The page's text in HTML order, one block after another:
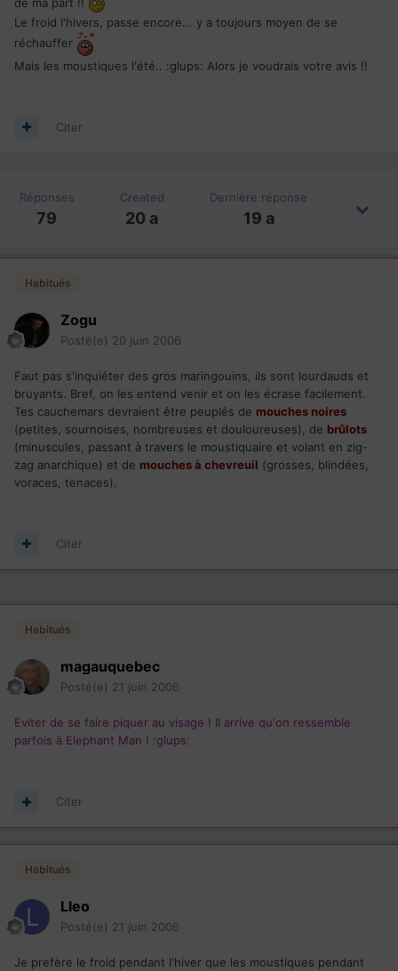
de ma part !!
Le froid l'hivers, passe encore... y a toujours moyen de se
réchauffer
Mais les moustiques l'été.. :glups: Alors je voudrais votre avis !!
Citer
Réponses
79
Created
20 a
Dernière réponse
19 a
Habitués
Zogu
Posté(e) 20 juin 2006
Faut pas s'inquiéter des gros maringouins, ils sont lourdauds et
bruyants. Bref, on les entend venir et on les écrase facilement.
Tes cauchemars devraient être peuplés de mouches noires
(petites, sournoises, nombreuses et douloureuses), de brûlots
(minuscules, passant à travers le moustiquaire et volant en zig-
zag anarchique) et de mouches à chevreuil (grosses, blindées,
voraces, tenaces).
Citer
Habitués
magauquebec
Posté(e) 21 juin 2006
Eviter de se faire piquer au visage ! Il arrive qu'on ressemble
parfois à Elephant Man ! :glups:
Citer
Habitués
Lleo
Posté(e) 21 juin 2006
Je prefère le froid pendant l'hiver que les moustiques pendant